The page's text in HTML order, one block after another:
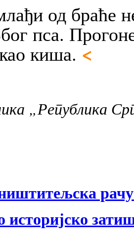
од бра­ће
пса.
ки­ша. <
„Република